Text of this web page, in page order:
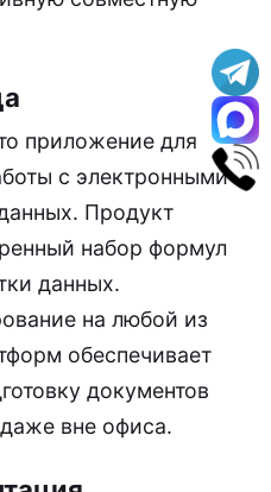
приложение для
с электронными
Продукт
набор формул
данных.
на любой из
обеспечивает
документов
вне офиса.